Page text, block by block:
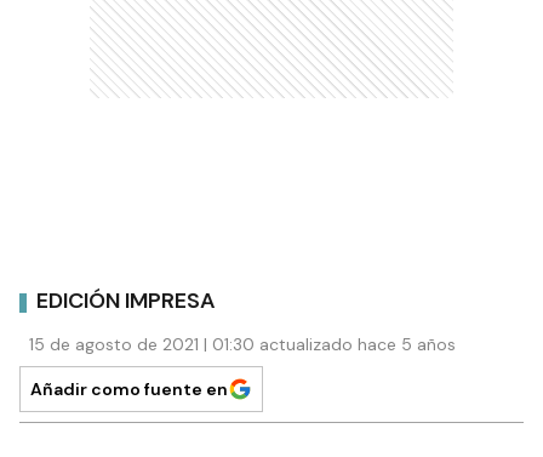
EDICIÓN IMPRESA
15 de agosto de 2021 | 01:30 actualizado hace 5 años
Añadir como fuente en